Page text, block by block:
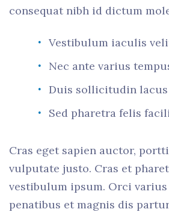
consequat nibh id dictum
Vestibulum iaculis
Nec ante varius
Duis sollicitudin lacus
Sed pharetra felis
Cras eget sapien auctor,
vulputate justo. Cras et
vestibulum ipsum. Orci varius
penatibus et magnis dis